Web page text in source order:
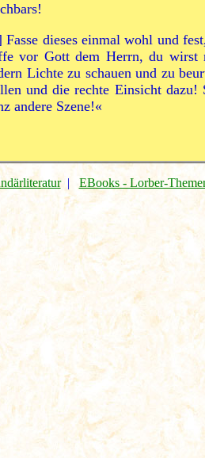
Fasse dieses einmal wohl und
vor Gott dem Herrn, du wirst
Lichte zu schauen und zu
und die rechte Einsicht dazu!
andere Szene!«
| EBooks - Lorber-